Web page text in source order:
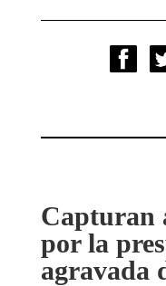
Capturan
por la
agravada